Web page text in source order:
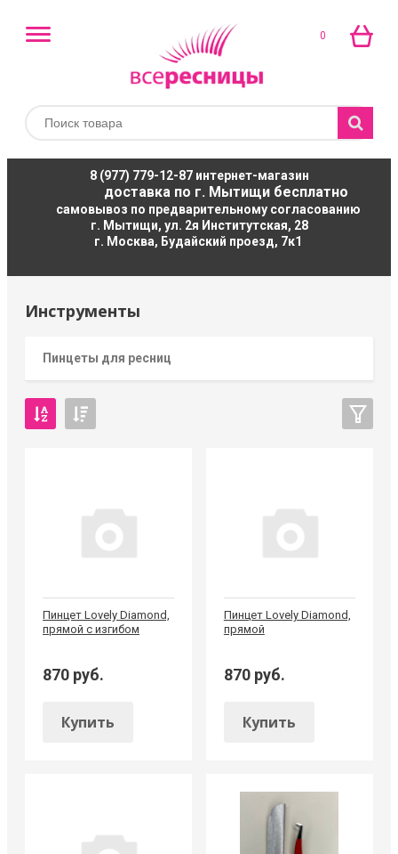
0
8 (977) 779-12-87интернет-магазин
доставка по г. Мытищи бесплатно
самовывоз по предварительному согласованию
г. Мытищи, ул. 2я Институтская, 28
г. Москва, Будайский проезд, 7к1
Инструменты
Пинцеты для ресниц
Пинцет Lovely Diamond,
прямой с изгибом
870 руб.
Купить
Пинцет Lovely Diamond,
прямой
870 руб.
Купить